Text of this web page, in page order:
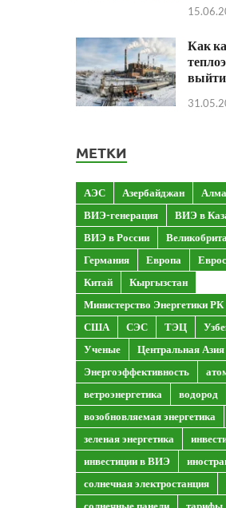
Как
выйти
МЕТКИ
АЭС Азербайджан
ВИЭ-генерация
ВИЭ в
ВИЭ в России
Германия
Европа
Китай
Кыргызстан
Министерство Энергетики РК
США
СЭС ТЭЦ
Ученые
Центральная Азия
Энергоэффективность
ветроэнергетика
водород
возобновляемая энергетика
зеленая энергетика
инвестиции в ВИЭ
солнечная электростанция
солнечные панели
тарифы